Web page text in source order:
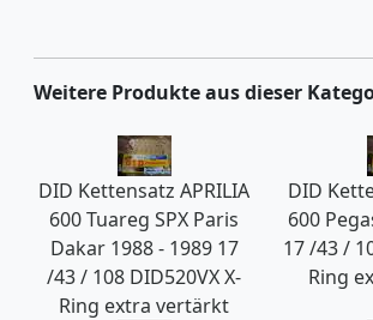
Weitere Produkte aus dieser
DID Kettensatz APRILIA
600 Tuareg SPX Paris
Dakar 1988 - 1989 17
/43 / 108 DID520VX X-
Ring extra vertärkt
DID
600
17 /43 /
Ring